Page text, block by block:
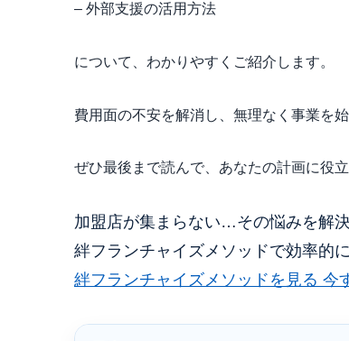
– 外部支援の活用方法
について、わかりやすくご紹介します。
費用面の不安を解消し、無理なく事業を
ぜひ最後まで読んで、あなたの計画に役立
加盟店が集まらない…その悩みを解
絆フランチャイズメソッドで効率的
絆フランチャイズメソッドを見る 今